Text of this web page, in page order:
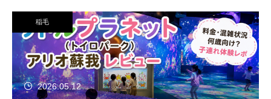
稲毛
2026.05.12